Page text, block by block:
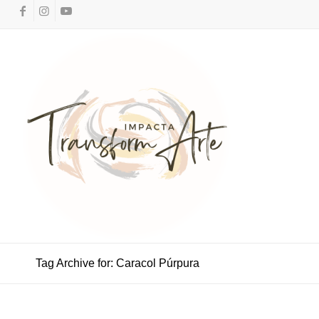
Tag Archive for: Caracol Púrpura